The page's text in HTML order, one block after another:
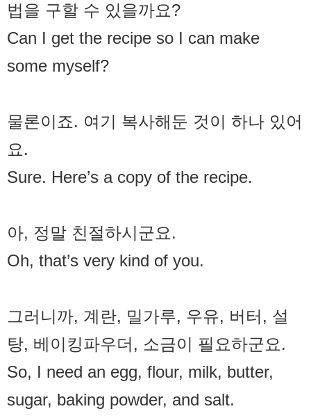
법을 구할 수 있을까요?
Can I get the recipe so I can make
some myself?
물론이죠. 여기 복사해둔 것이 하나 있어
요.
Sure. Here’s a copy of the recipe.
아, 정말 친절하시군요.
Oh, that’s very kind of you.
그러니까, 계란, 밀가루, 우유, 버터, 설
탕, 베이킹파우더, 소금이 필요하군요.
So, I need an egg, flour, milk, butter,
sugar, baking powder, and salt.